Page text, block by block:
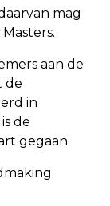
mag
aan de
de
in
de
gegaan.